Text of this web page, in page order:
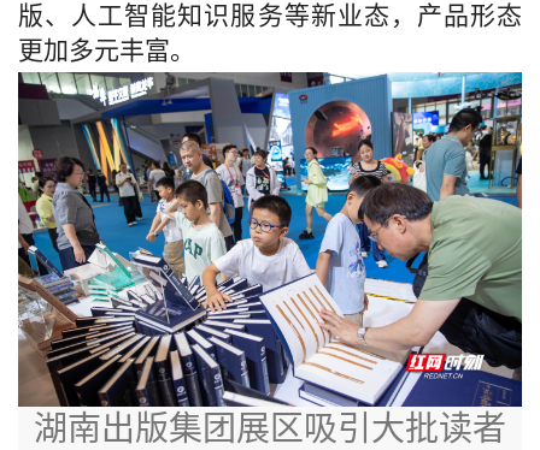
版、人工智能知识服务等新业态，产品形态
更加多元丰富。
湖南出版集团展区吸引大批读者